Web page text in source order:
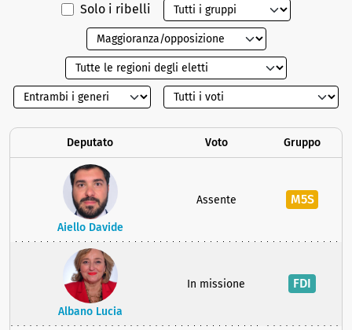
Solo i ribelli
Deputato Voto Gruppo
Aiello Davide
Assente M5S
Albano Lucia
In missione FDI